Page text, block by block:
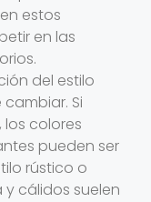
estos
en las
del estilo
Si
los colores
pueden ser
rústico o
cálidos suelen